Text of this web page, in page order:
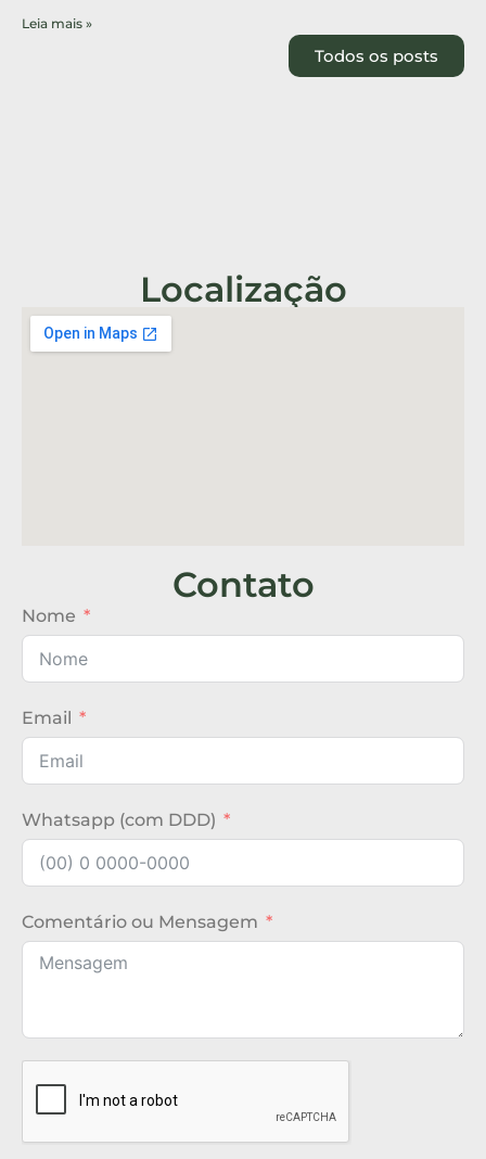
Leia mais »
Todos os posts
Localização
Contato
Nome
Email
Whatsapp (com DDD)
Comentário ou Mensagem